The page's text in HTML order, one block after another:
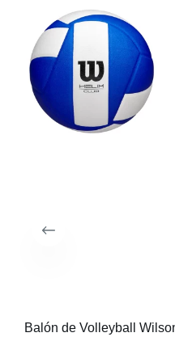
Balón de Volleyball